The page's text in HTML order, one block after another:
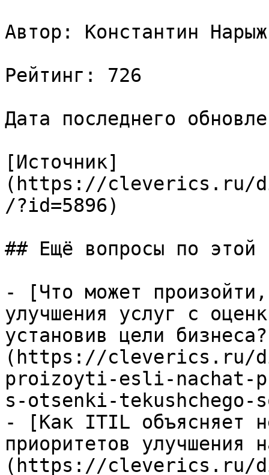
Автор: Константин
Рейтинг: 726
Дата последнего
[Источник]
(https://cleverics.ru/
/?id=5896)
## Ещё вопросы по этой
- [Что может
улучшения услуг с
установив цели
(https://cleverics.ru/
proizoyti-esli-nachat-
s-otsenki-tekushchego-
- [Как ITIL объясняет
приоритетов улучшения
(https://